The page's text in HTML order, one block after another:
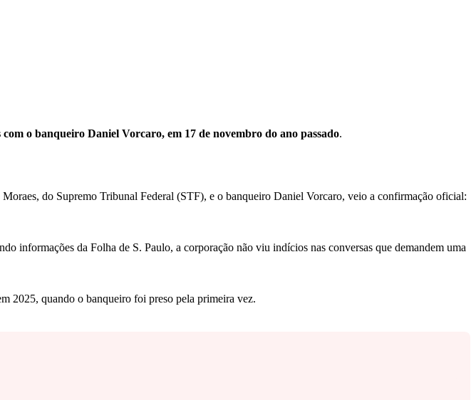
o banqueiro Daniel Vorcaro, em 17 de novembro do ano passado.
do Supremo Tribunal Federal (STF), e o banqueiro Daniel Vorcaro, veio a confirmação oficial:
informações da Folha de S. Paulo, a corporação não viu indícios nas conversas que demandem uma
2025, quando o banqueiro foi preso pela primeira vez.